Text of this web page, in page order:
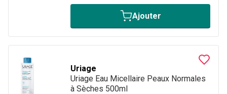
Ajouter
Uriage
Uriage Eau Micellaire Peaux Normales
à Sèches 500ml